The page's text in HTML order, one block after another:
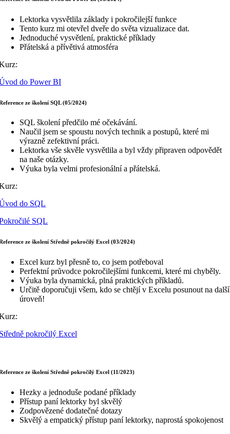
Lektorka vysvětlila základy i pokročilejší funkce
Tento kurz mi otevřel dveře do světa vizualizace dat.
Jednoduché vysvětlení, praktické příklady
Přátelská a přívětivá atmosféra
do Power BI
ze školení SQL (05/2024)
SQL školení předčilo mé očekávání.
Naučil jsem se spoustu nových technik a postupů, které mi
výrazně zefektivní práci.
Lektorka vše skvěle vysvětlila a byl vždy připraven odpovědět
na naše otázky.
Výuka byla velmi profesionální a přátelská.
do SQL
SQL
ze školení Středně pokročilý Excel (03/2024)
Excel kurz byl přesně to, co jsem potřeboval
Perfektní průvodce pokročilejšími funkcemi, které mi chyběly.
Výuka byla dynamická, plná praktických příkladů.
Určitě doporučuji všem, kdo se chtějí v Excelu posunout na další
úroveň!
pokročilý Excel
ze školení Středně pokročilý Excel (11/2023)
Hezky a jednoduše podané příklady
Přístup paní lektorky byl skvělý
Zodpovězené dodatečné dotazy
Skvělý a empatický přístup paní lektorky, naprostá spokojenost